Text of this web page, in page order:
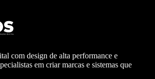
com design de alta performance e
em criar marcas e sistemas que